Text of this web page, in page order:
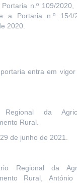
n.º 109/
a Portaria n.º
2020.
entra em
Regional da
Rural.
de junho de 2021.
Regional da
Rural,